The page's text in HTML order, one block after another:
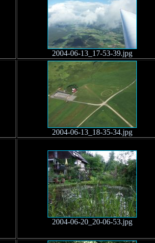
2004-06-13_17-53-39.jpg
2004-06-13_18-35-34.jpg
2004-06-20_20-06-53.jpg